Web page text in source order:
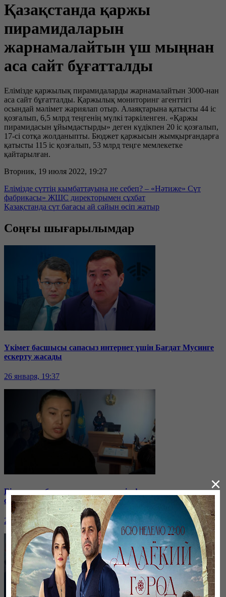
Қазақстанда қаржы
пирамидаларын
жарнамалайтын үш мыңнан
аса сайт бұғатталды
Елімізде қаржылық пирамидаларды жарнамалайтын 3000-нан
аса сайт бұғатталды. Қаржылық мониторинг агенттігі
осындай мәлімет жариялап отыр. Алаяқтарына қатысты 44 іс
қозғалып, 6,5 млрд теңгенің мүлкі тәркіленген. «Қаржы
пирамидасын ұйымдастырды» деген күдікпен 20 іс қозғалып,
17-сі сотқа жолданыпты. Бюджет қаржысын жымқырғандарға
қатысты 115 іс қозғалып, 53 млрд теңге мемлекетке
қайтарылған.
Вторник, 19 июля 2022, 19:27
Елімізде сүттің қымбаттауына не себеп? – «Нәтиже» Сүт
фабрикасы» ЖШС директорымен сұхбат
Қазақстанда сүт бағасы ай сайын өсіп жатыр
Соңғы шығарылымдар
Үкімет басшысы сапасыз интернет үшін Бағдат Мусинге
ескерту жасады
26 января, 19:37
Бірнеше отбасын алдаған туристік фирма директоры
сотталып жатыр
26 января, 19:36
×